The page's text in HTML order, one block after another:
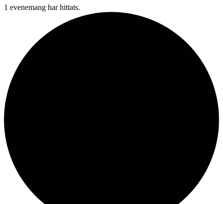
1 evenemang har hittats.